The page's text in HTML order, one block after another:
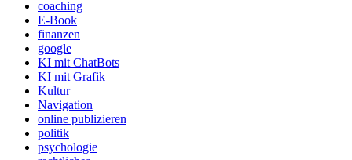
coaching
E-Book
finanzen
google
KI mit ChatBots
KI mit Grafik
Kultur
Navigation
online publizieren
politik
psychologie